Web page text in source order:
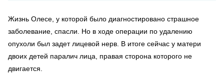
Жизнь Олесе, у которой было диагностировано страшное
заболевание, спасли. Но в ходе операции по удалению
опухоли был задет лицевой нерв. В итоге сейчас у матери
двоих детей паралич лица, правая сторона которого не
двигается.